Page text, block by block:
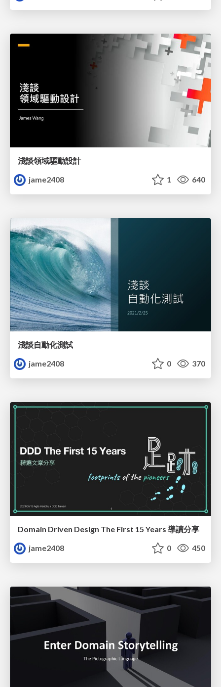
淺談領域驅動設計
jame2408
1 640
淺談自動化測試
jame2408
0 370
Domain Driven Design The First 15 Years 導讀分享
jame2408
0 450